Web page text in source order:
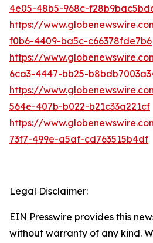
4e05-48b5-968c-
https://
f0b6-4409-ba5c-c66378fde7b6
https://
6ca3-4447-bb25-
https://
564e-407b-b022-b21c33a221cf
https://
73f7-499e-a5af-cd763515b4df
Legal Disclaimer:
EIN Presswire provides this
without warranty of any kind.